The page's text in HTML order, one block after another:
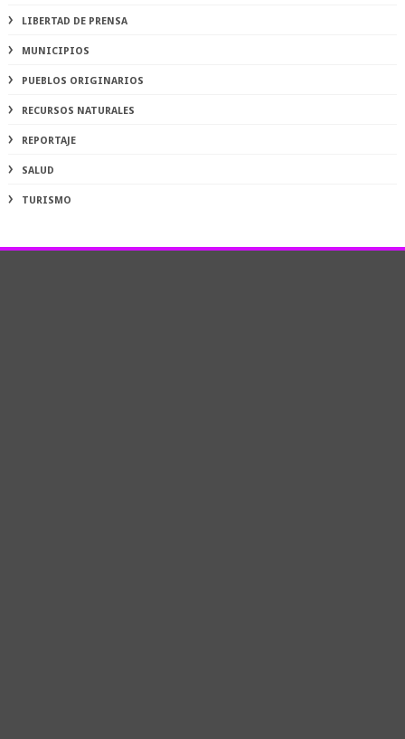
LIBERTAD DE PRENSA
MUNICIPIOS
PUEBLOS ORIGINARIOS
RECURSOS NATURALES
REPORTAJE
SALUD
TURISMO